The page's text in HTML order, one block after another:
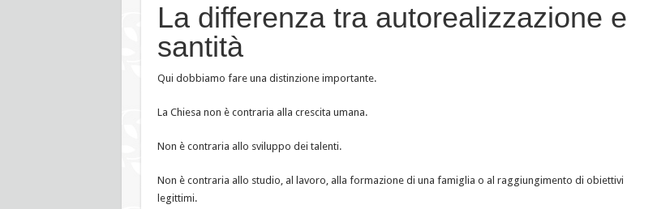
La differenza tra autorealizzazione e
santità
Qui dobbiamo fare una distinzione importante.
La Chiesa non è contraria alla crescita umana.
Non è contraria allo sviluppo dei talenti.
Non è contraria allo studio, al lavoro, alla formazione di una famiglia o al raggiungimento di obiettivi
legittimi.